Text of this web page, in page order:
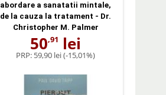
abordare a sanatatii mintale,
de la cauza la tratament - Dr.
Christopher M. Palmer
50,91 lei
PRP: 59,90 lei(-15,01%)